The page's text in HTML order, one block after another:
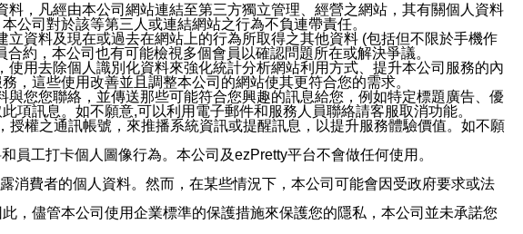
，凡經由本公司網站連結至第三方獨立管理、經營之網站，其有關個人資料
公司對於該等第三人或連結網站之行為不負連帶責任。
資料及現在或過去在網站上的行為所取得之其他資料 (包括但不限於手機作
約，本公司也有可能檢視多個會員以確認問題所在或解決爭議。
用去除個人識別化資料來強化統計分析網站利用方式、提升本公司服務的內
，這些使用改善並且調整本公司的網站使其更符合您的需求。
您您聯絡，並傳送那些可能符合您興趣的訊息給您，例如特定標題廣告、優
訊息。如不願意,可以利用電子郵件和服務人員聯絡請客服取消功能。
權之通訊帳號，來推播系統資訊或提醒訊息，以提升服務體驗價值。如不願
工打卡個人圖像行為。本公司及ezPretty平台不會做任何使用。
消費者的個人資料。然而，在某些情況下，本公司可能會因受政府要求或法
，儘管本公司使用企業標準的保護措施來保護您的隱私，本公司並未承諾您